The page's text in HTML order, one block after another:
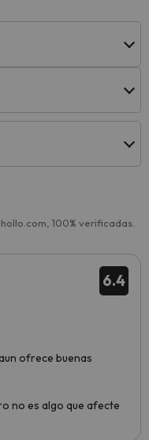
100% verificadas.
6.4
ofrece buenas
no es algo que afecte